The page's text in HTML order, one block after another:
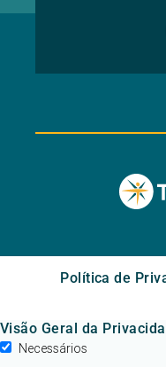
Política de
Visão Geral da
Necessários